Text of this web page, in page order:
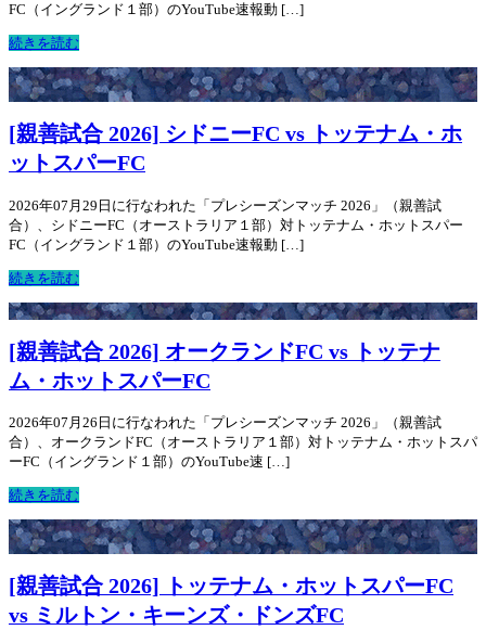
FC（イングランド１部）のYouTube速報動 […]
続きを読む
[親善試合 2026] シドニーFC vs トッテナム・ホ
ットスパーFC
2026年07月29日に行なわれた「プレシーズンマッチ 2026」（親善試
合）、シドニーFC（オーストラリア１部）対トッテナム・ホットスパー
FC（イングランド１部）のYouTube速報動 […]
続きを読む
[親善試合 2026] オークランドFC vs トッテナ
ム・ホットスパーFC
2026年07月26日に行なわれた「プレシーズンマッチ 2026」（親善試
合）、オークランドFC（オーストラリア１部）対トッテナム・ホットスパ
ーFC（イングランド１部）のYouTube速 […]
続きを読む
[親善試合 2026] トッテナム・ホットスパーFC
vs ミルトン・キーンズ・ドンズFC